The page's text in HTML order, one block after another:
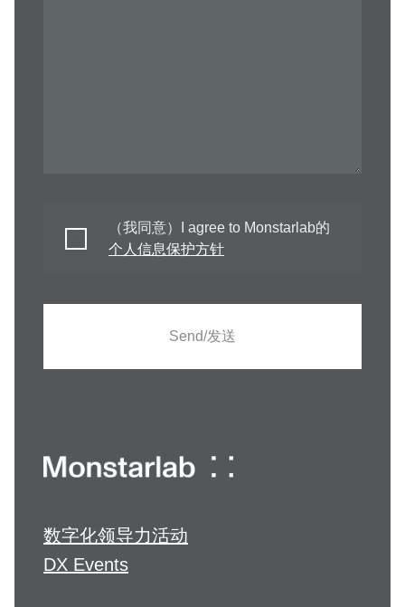
（我同意）I agree to Monstarlab的
个人信息保护方针
Send/发送
数字化领导力活动
DX Events